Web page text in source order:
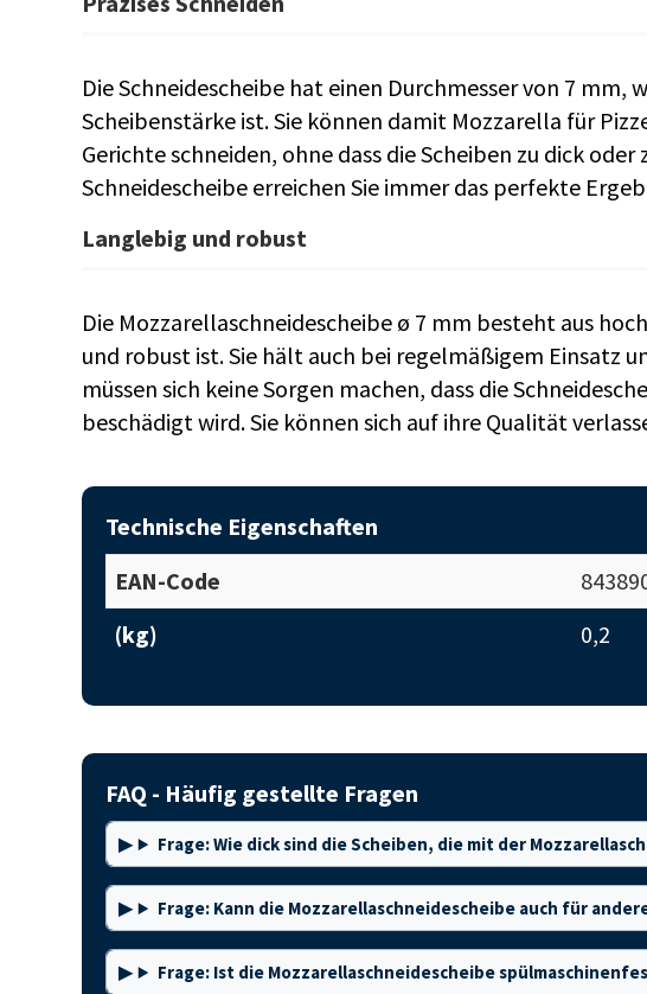
Die Schneidescheibe hat einen Durchmesser von 7 mm,
Scheibenstärke ist. Sie können damit Mozzarella für
Gerichte schneiden, ohne dass die Scheiben zu dick oder
Schneidescheibe erreichen Sie immer das perfekte
Langlebig und robust
Die Mozzarellaschneidescheibe ø 7 mm besteht aus
und robust ist. Sie hält auch bei regelmäßigem Einsatz
müssen sich keine Sorgen machen, dass die
beschädigt wird. Sie können sich auf ihre Qualität
Technische Eigenschaften
EAN-Code
(kg)
0,2
FAQ - Häufig gestellte Fragen
Frage: Wie dick sind die Scheiben, die mit der
Frage: Kann die Mozzarellaschneidescheibe auch für
Frage: Ist die Mozzarellaschneidescheibe